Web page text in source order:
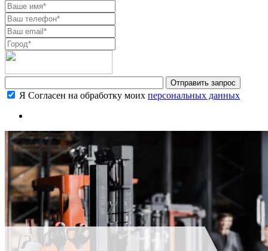
Я Согласен на обработку моих персональных данных